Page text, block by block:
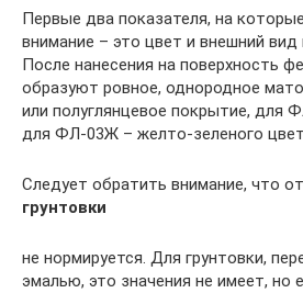
Первые два показателя, на
внимание – это цвет и внешний вид
После нанесения на поверхность
образуют ровное, однородное
или полуглянцевое покрытие, для
для ФЛ-03Ж – желто-зеленого
Следует обратить внимание, что
грунтовки
не нормируется. Для грунтовки,
эмалью, это значения не имеет, но